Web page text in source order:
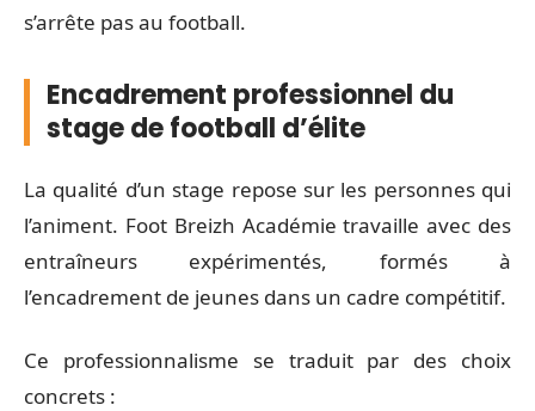
s’arrête pas au football.
Encadrement professionnel du
stage de football d’élite
La qualité d’un stage repose sur les personnes qui
l’animent. Foot Breizh Académie travaille avec des
entraîneurs expérimentés, formés à
l’encadrement de jeunes dans un cadre compétitif.
Ce professionnalisme se traduit par des choix
concrets :